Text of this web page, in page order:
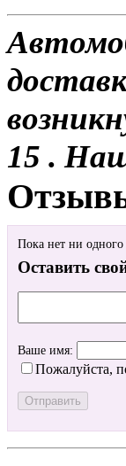
15 .
Пока нет ни одного
Оставить
Ваше имя:
Пожалуйста,